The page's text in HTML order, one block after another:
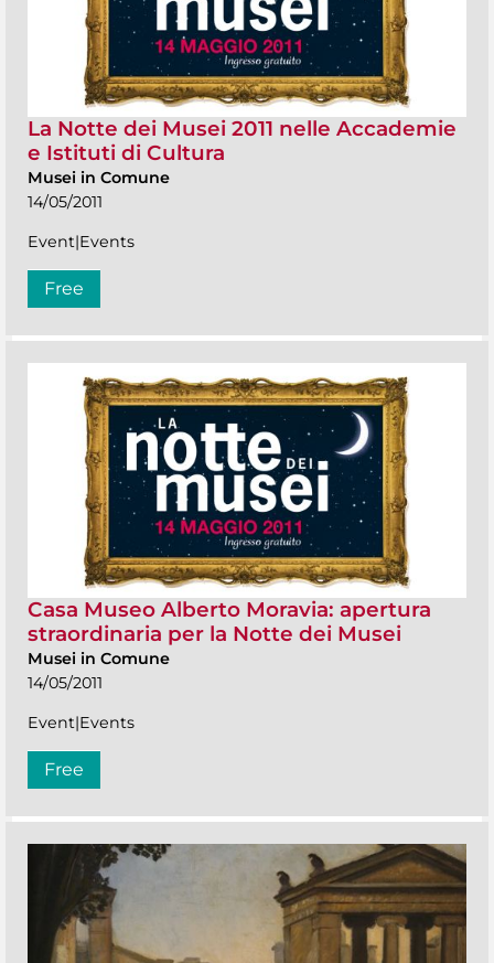
La Notte dei Musei 2011 nelle Accademie
e Istituti di Cultura
Musei in Comune
14/05/2011
Event|Events
Free
Casa Museo Alberto Moravia: apertura
straordinaria per la Notte dei Musei
Musei in Comune
14/05/2011
Event|Events
Free